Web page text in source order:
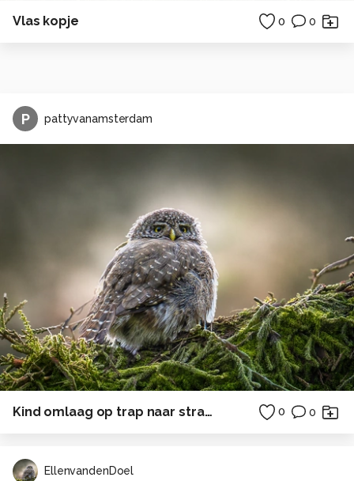
Vlas kopje 0 0
P pattyvanamsterdam
Kind omlaag op trap naar strand zee 0 0
EllenvandenDoel